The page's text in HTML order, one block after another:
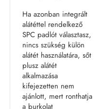
Ha azonban integrált
alátéttel rendelkező
SPC padlót választasz,
nincs szükség külön
alátét használatára, sőt
plusz alátét
alkalmazása
kifejezetten nem
ajánlott, mert ronthatja
a burkolat